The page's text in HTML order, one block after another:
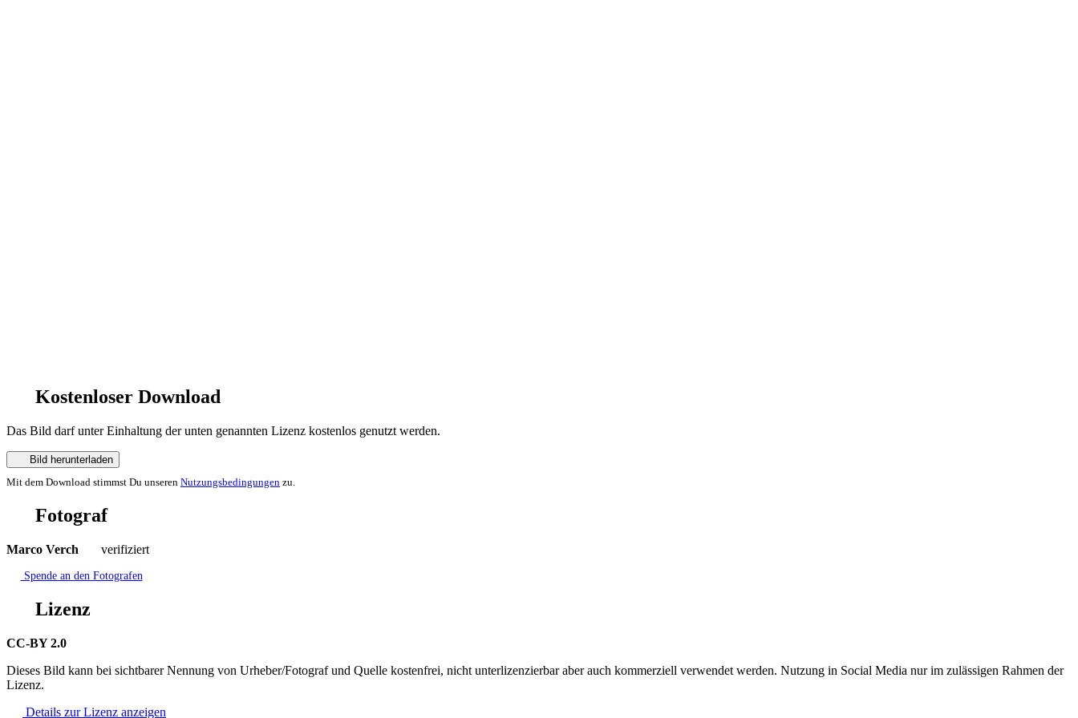
Kostenloser Download
Das Bild darf unter Einhaltung der unten genannten Lizenz kostenlos genutzt werden.
Bild herunterladen
Mit dem Download stimmst Du unseren Nutzungsbedingungen zu.
Fotograf
Marco Verch verifiziert
Spende an den Fotografen
Lizenz
CC-BY 2.0
Dieses Bild kann bei sichtbarer Nennung von Urheber/Fotograf und Quelle kostenfrei, nicht unterlizenzierbar aber auch kommerziell verwendet werden. Nutzung in Social Media nur im zulässigen Rahmen der
Lizenz.
Details zur Lizenz anzeigen